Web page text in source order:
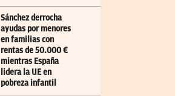
Sánchez derrocha
ayudas por menores
en familias con
rentas de 50.000 €
mientras España
lidera la UE en
pobreza infantil